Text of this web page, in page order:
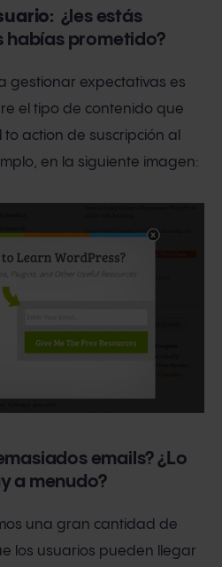
¿les estás
habías prometido?
gestionar expectativas es
el tipo de contenido que
action de suscripción al
en la siguiente imagen:
emails? ¿Lo
a menudo?
una gran cantidad de
los usuarios pueden llegar